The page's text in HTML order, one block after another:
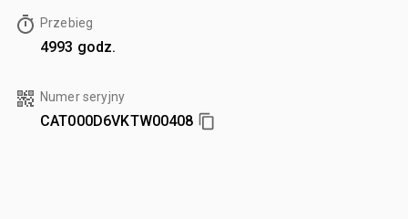
Przebieg
4993 godz.
Numer seryjny
CAT000D6VKTW00408